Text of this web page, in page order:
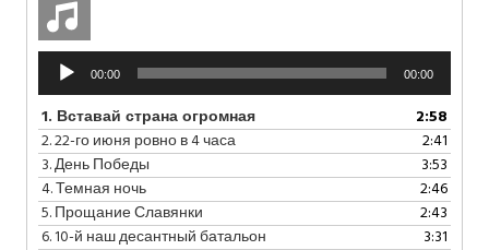
Аудиоплеер
00:00 00:00
1. Вставай страна огромная
2:58
2.22-го июня ровно в 4 часа
2:41
3.День Победы
3:53
4.Темная ночь
2:46
5.Прощание Славянки
2:43
6.10-й наш десантный батальон
3:31